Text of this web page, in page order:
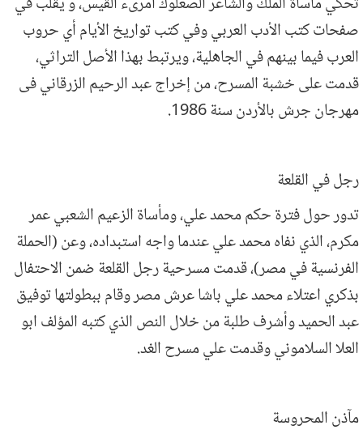
صفحات كتب الأدب العربي وفي كتب تواريخ الأيام أي حروب
العرب فيما بينهم في الجاهلية، ويرتبط بهذا الأصل التراثي،
قدمت على خشبة المسرح، من إخراج عبد الرحيم الزرقاني فى
مهرجان جرش بالأردن سنة 1986
.
رجل في القلعة
تدور حول فترة حكم محمد علي، ومأساة الزعيم الشعبي عمر
مكرم، الذي نفاه محمد علي عندما واجه استبداده، وعن (الحملة
الفرنسية في مصر)، قدمت مسرحية رجل القلعة ضمن الاحتفال
بذكري اعتلاء محمد علي باشا عرش مصر وقام ببطولتها توفيق
عبد الحميد وأشرف طلبة من خلال النص الذي كتبه المؤلف ابو
العلا السلاموني وقدمت علي مسرح الغد.
مآذن المحروسة